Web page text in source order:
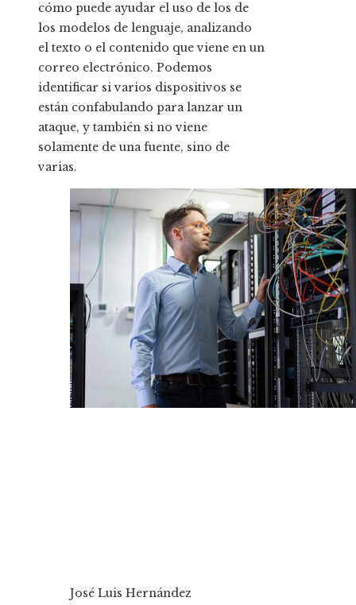
cómo puede ayudar el uso de los de
los modelos de lenguaje, analizando
el texto o el contenido que viene en un
correo electrónico. Podemos
identificar si varios dispositivos se
están confabulando para lanzar un
ataque, y también si no viene
solamente de una fuente, sino de
varias.
José Luis Hernández